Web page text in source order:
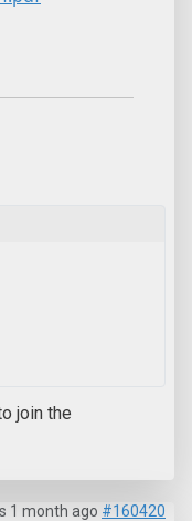
join the
1 month ago #160420